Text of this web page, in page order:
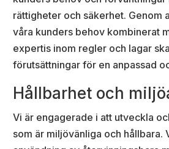
rättigheter och säkerhet. Genom
våra kunders behov kombinerat
expertis inom regler och lagar
förutsättningar för en anpassad
Hållbarhet och
Vi är engagerade i att utveckla
som är miljövänliga och hållbara.